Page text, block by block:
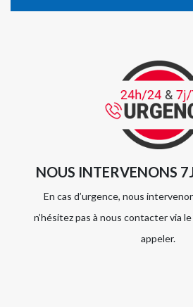
NOUS INTERVENONS
En cas d’urgence, nous
n’hésitez pas à nous contacter via
appeler.